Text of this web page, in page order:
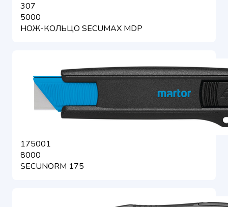
307
5000
НОЖ-КОЛЬЦО SECUMAX MDP
175001
8000
SECUNORM 175